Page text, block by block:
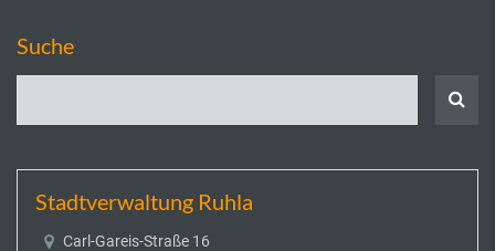
Suche
Stadtverwaltung Ruhla
Carl-Gareis-Straße 16